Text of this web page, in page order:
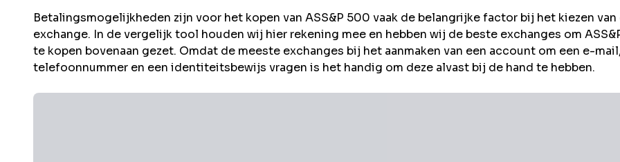
Betalingsmogelijkheden zijn voor het kopen van ASS&P 500 vaak de belangrijke factor bij het kiezen van
exchange. In de vergelijk tool houden wij hier rekening mee en hebben wij de beste exchanges om
te kopen bovenaan gezet. Omdat de meeste exchanges bij het aanmaken van een account om een e-mail,
telefoonnummer en een identiteitsbewijs vragen is het handig om deze alvast bij de hand te hebben.